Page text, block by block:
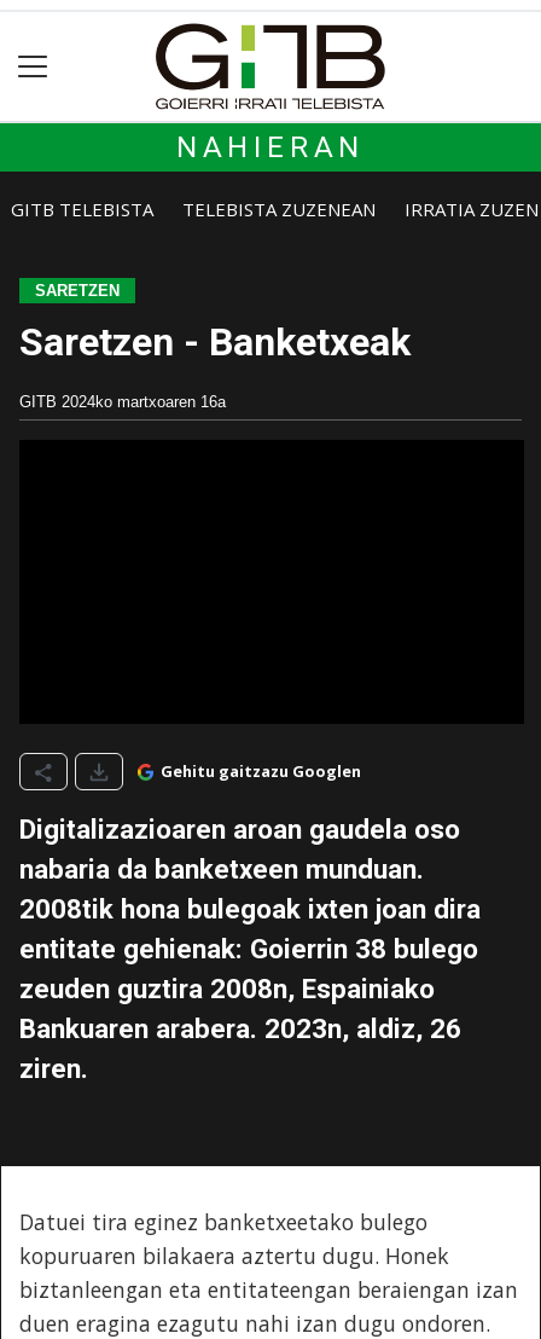
NAHIERAN
GITB TELEBISTA TELEBISTA ZUZENEAN IRRATIA
SARETZEN
Saretzen - Banketxeak
GITB 2024ko martxoaren 16a
Gehitu gaitzazu Googlen
Digitalizazioaren aroan gaudela oso
nabaria da banketxeen munduan.
2008tik hona bulegoak ixten joan dira
entitate gehienak: Goierrin 38 bulego
zeuden guztira 2008n, Espainiako
Bankuaren arabera. 2023n, aldiz, 26
ziren.
Datuei tira eginez banketxeetako bulego
kopuruaren bilakaera aztertu dugu. Honek
biztanleengan eta entitateengan beraiengan izan
duen eragina ezagutu nahi izan dugu ondoren.